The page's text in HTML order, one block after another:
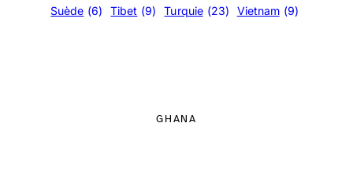
Suède (6) Tibet (9) Turquie (23) Vietnam (9)
GHANA